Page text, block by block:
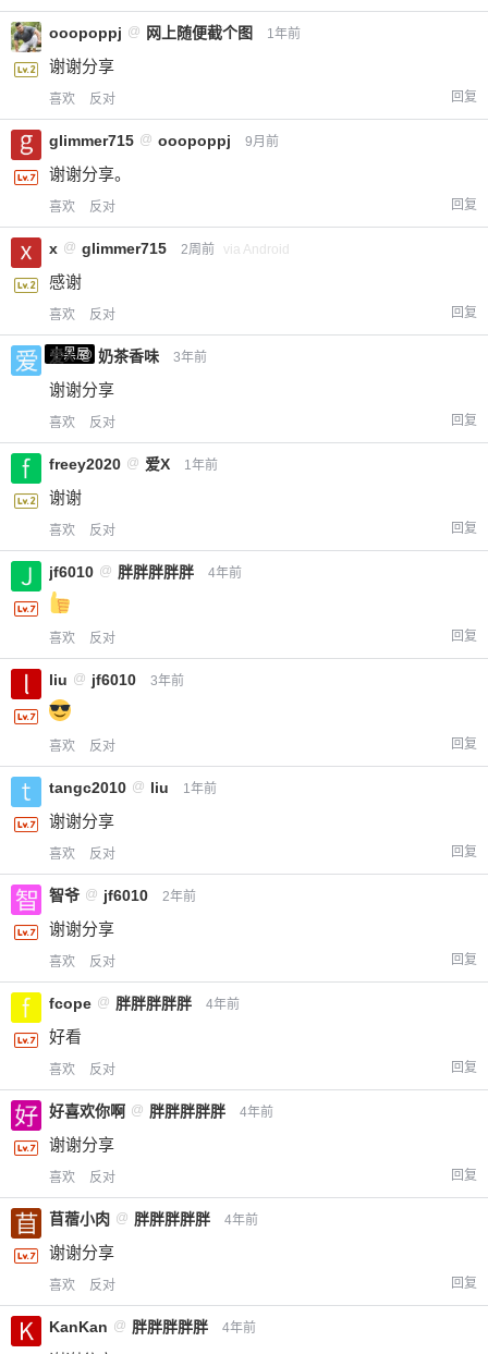
ooopoppj @ 网上随便截个图 1年前
谢谢分享
喜欢 反对 回复
glimmer715 @ ooopoppj 9月前
谢谢分享。
喜欢 反对 回复
x @ glimmer715 2周前 via Android
感谢
喜欢 反对 回复
小黑屋
爱X @ 奶茶香味 3年前
谢谢分享
喜欢 反对 回复
freey2020 @ 爱X 1年前
谢谢
喜欢 反对 回复
jf6010 @ 胖胖胖胖胖 4年前
喜欢 反对 回复
liu @ jf6010 3年前
喜欢 反对 回复
tangc2010 @ liu 1年前
谢谢分享
喜欢 反对 回复
智爷 @ jf6010 2年前
谢谢分享
喜欢 反对 回复
fcope @ 胖胖胖胖胖 4年前
好看
喜欢 反对 回复
好喜欢你啊 @ 胖胖胖胖胖 4年前
谢谢分享
喜欢 反对 回复
苜蓿小肉 @ 胖胖胖胖胖 4年前
谢谢分享
喜欢 反对 回复
KanKan @ 胖胖胖胖胖 4年前